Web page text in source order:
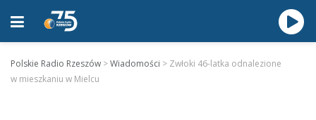
Polskie Radio Rzeszów >Wiadomości > Zwłoki 46-latka odnalezione
w mieszkaniu w Mielcu